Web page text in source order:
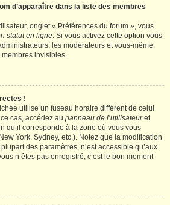
d’apparaître dans la liste des membres
onglet « Préférences du forum », vous
statut en ligne. Si vous activez cette option vous
les modérateurs et vous-même.
invisibles.
!
utilise un fuseau horaire différent de celui
cas, accédez au panneau de l’utilisateuret
qu’il corresponde à la zone où vous vous
York, Sydney, etc.). Notez que la modification
des paramètres, n’est accessible qu’aux
n’êtes pas enregistré, c’est le bon moment